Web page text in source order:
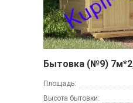
Бытовка (№9)
Площадь:
Высота бытовки: